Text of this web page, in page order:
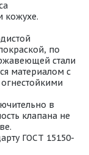
кожухе.
по
стали
материалом с
в
клапана не
ГОСТ 15150-